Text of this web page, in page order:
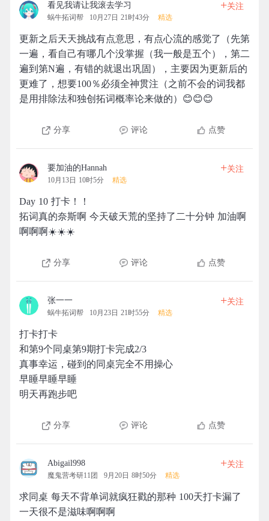
看见我请让我滚去学习
蜗牛拓词帮 10月27日 21时43分 精选
+关注
更新之后天天挑战有点意思，有点心流的感觉了（先第
一遍，看自己有哪几个没掌握（我一般是五个），第二
遍到第N遍，有错的就退出巩固），主要因为更新后的
更难了，想要100％必须全神贯注（之前不会的词我都
是用排除法和独创拓词概率论来做的）😊😊😊
分享 评论 点赞
要加油的Hannah
10月13日 10时5分 精选
+关注
Day 10 打卡！！
拓词真的奈斯啊 今天破天荒的坚持了二十分钟 加油啊
啊啊啊☀️☀️☀️
分享 评论 点赞
张一一
蜗牛拓词帮 10月23日 21时55分 精选
+关注
打卡打卡
和第9个同桌第9期打卡完成2/3
真事幸运，碰到的同桌完全不用操心
早睡早睡早睡
明天再跑步吧
分享 评论 点赞
Abigail998
魔鬼营考研11团 9月20日 8时50分 精选
+关注
求同桌 每天不背单词就疯狂戳的那种 100天打卡漏了
一天很不是滋味啊啊啊